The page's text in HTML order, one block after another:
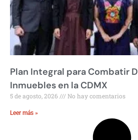
Plan Integral para Combatir
Inmuebles en la CDMX
5 de agosto, 2026 No hay comentarios
Leer más »